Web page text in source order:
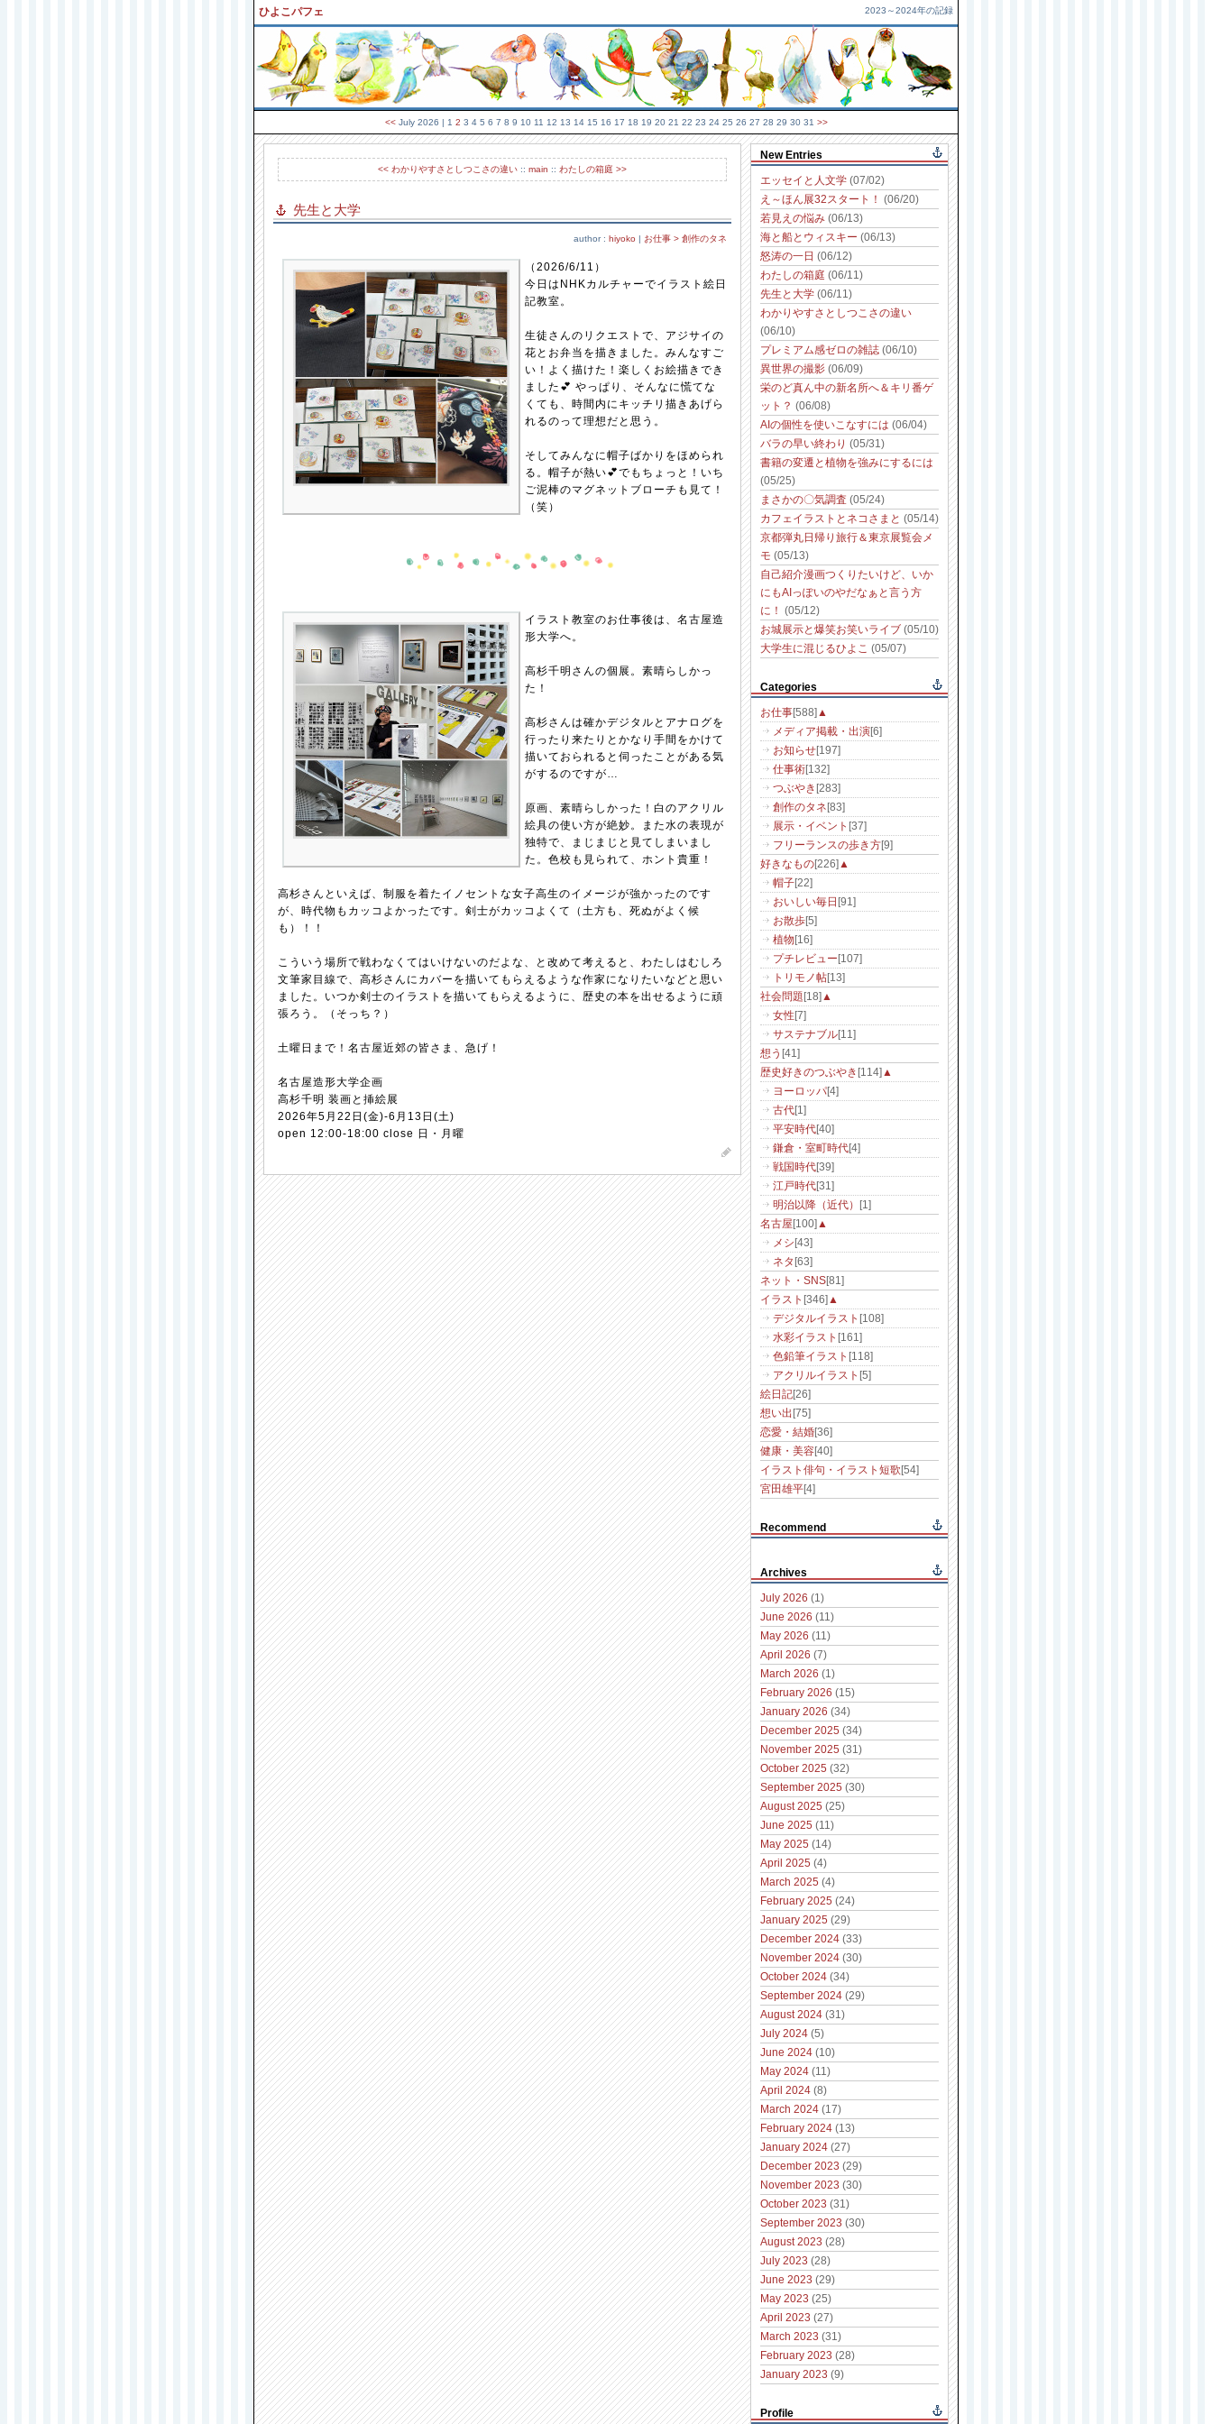
ひよこパフェ 2023～2024年の記録
<< July 2026 | 1 2 3 4 5 6 7 8 9 10 11 12 13 14 15 16 17 18 19 20 21 22 23 24 25 26 27 28 29 30 31 >>
<< わかりやすさとしつこさの違い :: main :: わたしの箱庭 >>
先生と大学
author : hiyoko | お仕事 > 創作のタネ
（2026/6/11）
今日はNHKカルチャーでイラスト絵日
記教室。
生徒さんのリクエストで、アジサイの
花とお弁当を描きました。みんなすご
い！よく描けた！楽しくお絵描きでき
ました💕 やっぱり、そんなに慌てな
くても、時間内にキッチリ描きあげら
れるのって理想だと思う。
そしてみんなに帽子ばかりをほめられ
る。帽子が熱い💕でもちょっと！いち
ご泥棒のマグネットブローチも見て！
（笑）
イラスト教室のお仕事後は、名古屋造
形大学へ。
高杉千明さんの個展。素晴らしかっ
た！
高杉さんは確かデジタルとアナログを
行ったり来たりとかなり手間をかけて
描いておられると伺ったことがある気
がするのですが…
原画、素晴らしかった！白のアクリル
絵具の使い方が絶妙。また水の表現が
独特で、まじまじと見てしまいまし
た。色校も見られて、ホント貴重！
高杉さんといえば、制服を着たイノセントな女子高生のイメージが強かったのです
が、時代物もカッコよかったです。剣士がカッコよくて（土方も、死ぬがよく候
も）！！
こういう場所で戦わなくてはいけないのだよな、と改めて考えると、わたしはむしろ
文筆家目線で、高杉さんにカバーを描いてもらえるような作家になりたいなどと思い
ました。いつか剣士のイラストを描いてもらえるように、歴史の本を出せるように頑
張ろう。（そっち？）
土曜日まで！名古屋近郊の皆さま、急げ！
名古屋造形大学企画
高杉千明 装画と挿絵展
2026年5月22日(金)-6月13日(土)
open 12:00-18:00 close 日・月曜
New Entries
エッセイと人文学 (07/02)
え～ほん展32スタート！
(06/20)
若見えの悩み (06/13)
海と船とウィスキー (06/13)
怒涛の一日 (06/12)
わたしの箱庭 (06/11)
先生と大学 (06/11)
わかりやすさとしつこさの違い
(06/10)
プレミアム感ゼロの雑誌 (06/10)
異世界の撮影 (06/09)
栄のど真ん中の新名所へ＆キリ番ゲ
ット？ (06/08)
AIの個性を使いこなすには (06/04)
バラの早い終わり (05/31)
書籍の変遷と植物を強みにするには
(05/25)
まさかの〇気調査 (05/24)
カフェイラストとネコさまと (05/14)
京都弾丸日帰り旅行＆東京展覧会メ
モ (05/13)
自己紹介漫画つくりたいけど、いか
にもAIっぽいのやだなぁと言う方
に！
(05/12)
お城展示と爆笑お笑いライブ (05/10)
大学生に混じるひよこ (05/07)
Categories
お仕事[588] ▲
メディア掲載・出演[6]
お知らせ[197]
仕事術[132]
つぶやき [283]
創作のタネ [83]
展示・イベント [37]
フリーランスの歩き方[9]
好きなもの[226] ▲
帽子[22]
おいしい毎日 [91]
お散歩[5]
植物 [16]
プチレビュー [107]
トリモノ帖[13]
社会問題 [18] ▲
女性 [7]
サステナブル[11]
想う [41]
歴史好きのつぶやき [114] ▲
ヨーロッパ[4]
古代[1]
平安時代[40]
鎌倉・室町時代[4]
戦国時代[39]
江戸時代[31]
明治以降（近代）
[1]
名古屋 [100] ▲
メシ [43]
ネタ [63]
ネット・SNS[81]
イラスト [346] ▲
デジタルイラスト [108]
水彩イラスト [161]
色鉛筆イラスト [118]
アクリルイラスト [5]
絵日記[26]
想い出 [75]
恋愛・結婚[36]
健康・美容[40]
イラスト俳句・イラスト短歌 [54]
宮田雄平[4]
Recommend
Archives
July 2026 (1)
June 2026 (11)
May 2026 (11)
April 2026 (7)
March 2026 (1)
February 2026 (15)
January 2026 (34)
December 2025 (34)
November 2025 (31)
October 2025 (32)
September 2025 (30)
August 2025 (25)
June 2025 (11)
May 2025 (14)
April 2025 (4)
March 2025 (4)
February 2025 (24)
January 2025 (29)
December 2024 (33)
November 2024 (30)
October 2024 (34)
September 2024 (29)
August 2024 (31)
July 2024 (5)
June 2024 (10)
May 2024 (11)
April 2024 (8)
March 2024 (17)
February 2024 (13)
January 2024 (27)
December 2023 (29)
November 2023 (30)
October 2023 (31)
September 2023 (30)
August 2023 (28)
July 2023 (28)
June 2023 (29)
May 2023 (25)
April 2023 (27)
March 2023 (31)
February 2023 (28)
January 2023 (9)
Profile